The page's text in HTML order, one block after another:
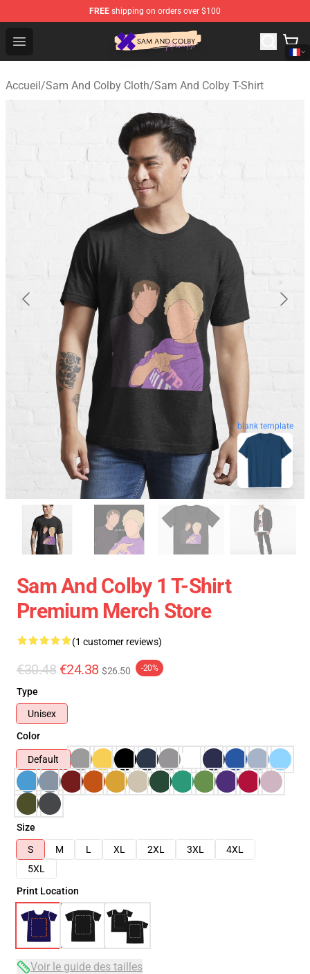
FREE shipping on orders over $100
Open menu
Sam And Colby Shop - Official Sam And Colby
Accueil/Sam And Colby Cloth/Sam And Colby T-Shirt
blank template
Sam And Colby 1 T-Shirt
Premium Merch Store
(1 customer reviews)
€30.48 €24.38 $26.50 -20%
Type
Unisex
Color
Default
Size
S
M L XL 2XL 3XL
4XL
5XL
Print Location
Voir le guide des tailles